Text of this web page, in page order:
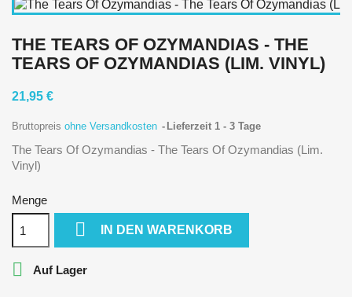
THE TEARS OF OZYMANDIAS - THE
TEARS OF OZYMANDIAS (LIM. VINYL)
21,95 €
Bruttopreis ohne Versandkosten Lieferzeit 1 - 3 Tage
The Tears Of Ozymandias - The Tears Of Ozymandias (Lim.
Vinyl)
Menge
 IN DEN WARENKORB
 Auf Lager